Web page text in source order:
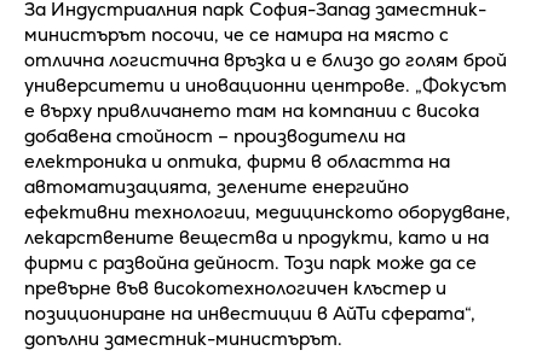
За Индустриалния парк София-Запад заместник-
министърът посочи, че се намира на място с
отлична логистична връзка и е близо до голям брой
университети и иновационни центрове. „Фокусът
е върху привличането там на компании с висока
добавена стойност – производители на
електроника и оптика, фирми в областта на
автоматизацията, зелените енергийно
ефективни технологии, медицинското оборудване,
лекарствените вещества и продукти, като и на
фирми с развойна дейност. Този парк може да се
превърне във високотехнологичен клъстер и
позициониране на инвестиции в АйТи сферата“,
допълни заместник-министърът.